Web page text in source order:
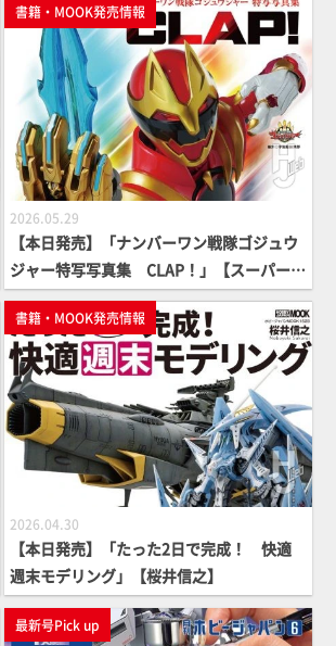
書籍・MOOK発売情報
2026.05.29
【本日発売】「ナンバーワン戦隊ゴジュウ
ジャー特写写真集 CLAP！」【スーパー戦
隊】
書籍・MOOK発売情報
2026.04.30
【本日発売】「たった2日で完成！ 快適
週末モデリング」【桜井信之】
最新号Pick up